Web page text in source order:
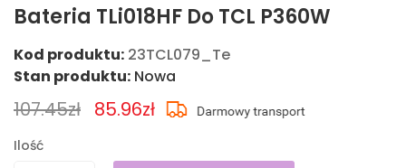
Bateria TLi018HF Do TCL P360W
Kod produktu: 23TCL079_Te
Stan produktu: Nowa
107.45zł 85.96zł
Ilość